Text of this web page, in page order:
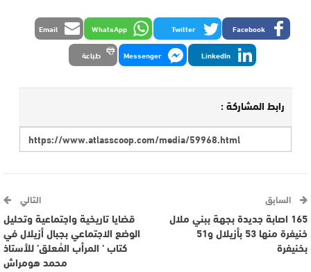
Facebook
Twitter
WhatsApp
Email
LinkedIn
Messenger طباعة
رابط المشاركة :
السابق
165 اصابة جديدة بجهة ببني ملال
خنيفرة منها 53 بأزيلال و51
بخنيفرة
التالي
قضايا تاريخية واجتماعية وتحليل
الوضع الاجتماعي بجبال أزيلال في
كتاب ’ المرأب المُعلق’ للأستاذ
محمد هومراش